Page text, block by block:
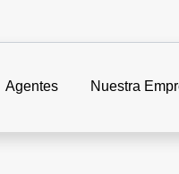
Agentes Nuestra